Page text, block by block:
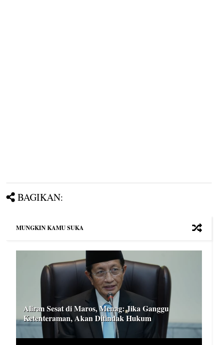
BAGIKAN:
MUNGKIN KAMU SUKA
Aliran Sesat di Maros, Menag: Jika Ganggu
Ketenteraman, Akan Ditindak Hukum